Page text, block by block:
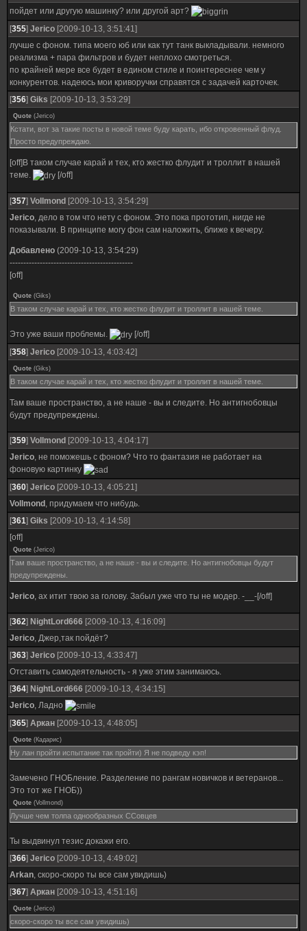
пойдет или другую машинку? или другой арт?
[355] Jerico [2009-10-13, 3:51:41]
лучше с фоном. типа моего юб или как тут танк выкладывали. немного
реализма + пара фильтров и будет неплохо смотреться.
по крайней мере все будет в едином стиле и поинтереснее чем у
конкурентов. надеюсь мои криворучки справятся с задачей карточек.
[356] Giks [2009-10-13, 3:53:29]
Quote (Jerico)
Кстати, вот за такие посты в новой теме буду карать, ибо откровенный флуд.
Просто предупреждаю.
[off]В таком случае карай и тех, кто жестко флудит и троллит в нашей
теме.
[/off]
[357] Vollmond [2009-10-13, 3:54:29]
Jerico, дело в том что нету с фоном. Это пока прототип, нигде не
показывали. В принципе могу фон сам наложить, ближе к вечеру.
Добавлено (2009-10-13, 3:54:29)
---------------------------------------------
[off]
Quote (Giks)
В таком случае карай и тех, кто жестко флудит и троллит в нашей теме.
Это уже ваши проблемы.
[/off]
[358] Jerico [2009-10-13, 4:03:42]
Quote (Giks)
В таком случае карай и тех, кто жестко флудит и троллит в нашей теме.
Там ваше пространство, а не наше - вы и следите. Но антигнобовцы
будут предупреждены.
[359] Vollmond [2009-10-13, 4:04:17]
Jerico, не поможешь с фоном? Что то фантазия не работает на
фоновую картинку
[360] Jerico [2009-10-13, 4:05:21]
Vollmond , придумаем что нибудь.
[361] Giks [2009-10-13, 4:14:58]
[off]
Quote (Jerico)
Там ваше пространство, а не наше - вы и следите. Но антигнобовцы будут
предупреждены.
Jerico, ах итит твою за голову. Забыл уже что ты не модер. -__-[/off]
[362] NightLord666 [2009-10-13, 4:16:09]
Jerico, Джер,так пойдёт?
[363] Jerico [2009-10-13, 4:33:47]
Отставить самодеятельность - я уже этим занимаюсь.
[364] NightLord666 [2009-10-13, 4:34:15]
Jerico, Ладно
[365] Аркан [2009-10-13, 4:48:05]
Quote (Кадарис)
Ну лан пройти испытание так пройти) Я не подведу кэп!
Замечено ГНОБление. Разделение по рангам новичков и ветеранов...
Это тот же ГНОБ))
Quote (Vollmond)
Лучше чем толпа однообразных ССовцев
Ты выдвинул тезис докажи его.
[366] Jerico [2009-10-13, 4:49:02]
Arkan, скоро-скоро ты все сам увидишь)
[367] Аркан [2009-10-13, 4:51:16]
Quote (Jerico)
скоро-скоро ты все сам увидишь)